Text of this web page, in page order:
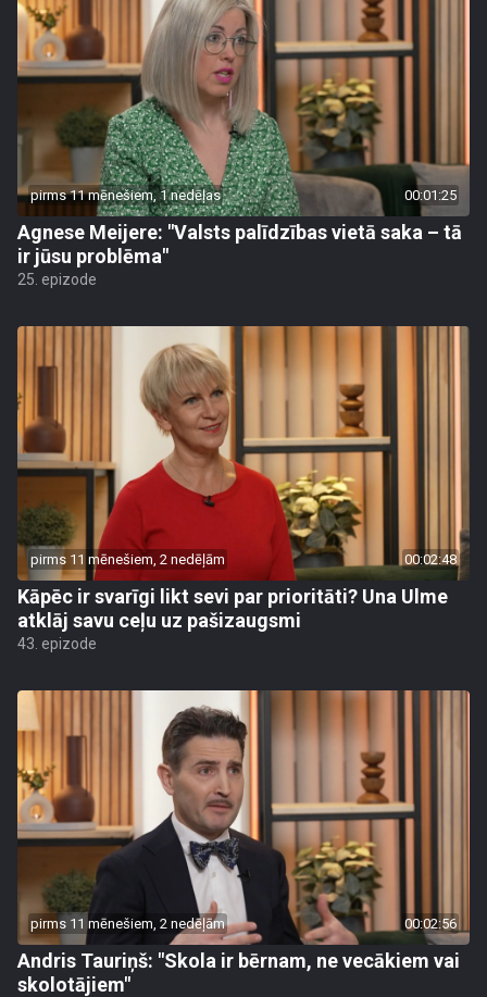
pirms 11 mēnešiem, 1 nedēļas 00:01:25
Agnese Meijere: "Valsts palīdzības vietā saka – tā
ir jūsu problēma"
25. epizode
pirms 11 mēnešiem, 2 nedēļām 00:02:48
Kāpēc ir svarīgi likt sevi par prioritāti? Una Ulme
atklāj savu ceļu uz pašizaugsmi
43. epizode
pirms 11 mēnešiem, 2 nedēļām 00:02:56
Andris Tauriņš: "Skola ir bērnam, ne vecākiem vai
skolotājiem"